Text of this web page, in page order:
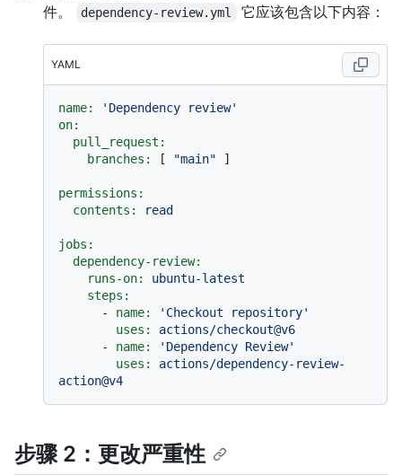
件。
dependency-review.yml 它应该包含以下内容：
YAML
name:
'Dependency review'
on:
pull_request:
branches:
[ "main" ]
permissions:
contents:
read
jobs:
dependency-review:
runs-on:
ubuntu-latest
steps:
-
name:
'Checkout repository'
uses:
actions/checkout@v6
-
name:
'Dependency Review'
uses:
actions/dependency-review-
action@v4
步骤 2：更改严重性